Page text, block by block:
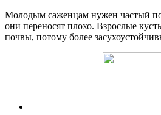
Молодым саженцам нужен частый
они переносят плохо. Взрослые
почвы, потому более